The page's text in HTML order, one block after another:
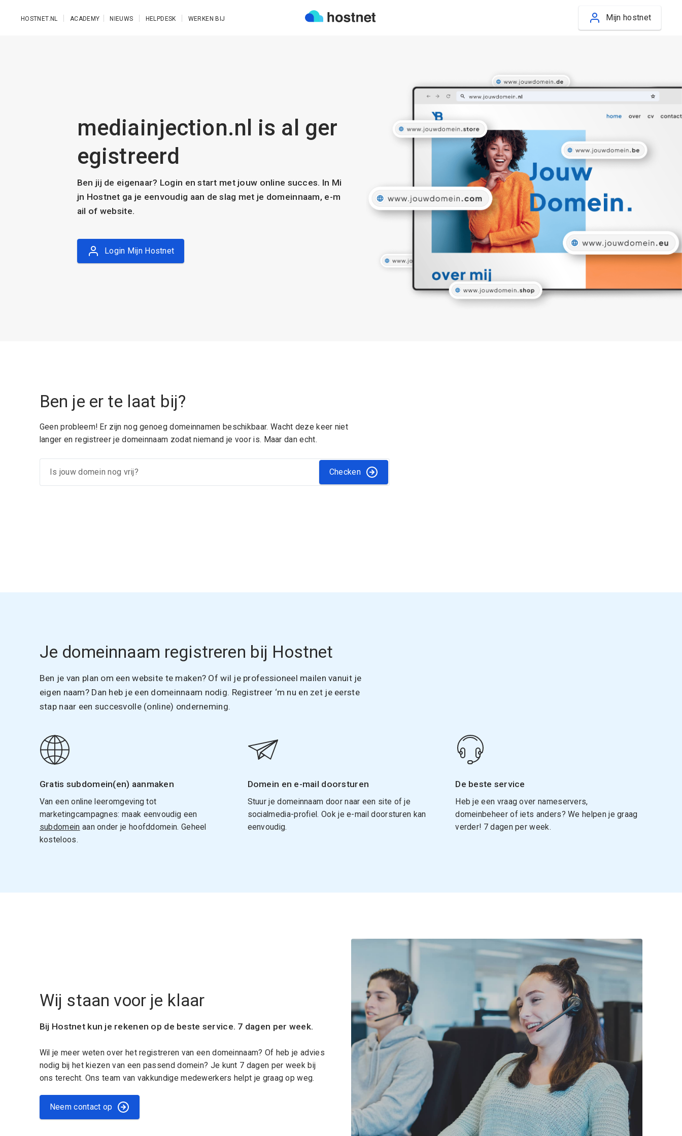
HOSTNET.NL ACADEMY NIEUWS HELPDESK WERKEN BIJ Mijn hostnet
mediainjection.nl is al ger
egistreerd
Ben jij de eigenaar? Login en start met jouw online succes. In Mi
jn Hostnet ga je eenvoudig aan de slag met je domeinnaam, e-m
ail of website.
Login Mijn Hostnet
Ben je er te laat bij?
Geen probleem! Er zijn nog genoeg domeinnamen beschikbaar. Wacht deze keer niet
langer en registreer je domeinnaam zodat niemand je voor is. Maar dan echt.
Checken
Je domeinnaam registreren bij Hostnet
Ben je van plan om een website te maken? Of wil je professioneel mailen vanuit je
eigen naam? Dan heb je een domeinnaam nodig. Registreer ‘m nu en zet je eerste
stap naar een succesvolle (online) onderneming.
Gratis subdomein(en) aanmaken
Van een online leeromgeving tot
marketingcampagnes: maak eenvoudig een
subdomein aan onder je hoofddomein. Geheel
kosteloos.
Domein en e-mail doorsturen
Stuur je domeinnaam door naar een site of je
socialmedia-profiel. Ook je e-mail doorsturen kan
eenvoudig.
De beste service
Heb je een vraag over nameservers,
domeinbeheer of iets anders? We helpen je graag
verder! 7 dagen per week.
Wij staan voor je klaar
Bij Hostnet kun je rekenen op de beste service. 7 dagen per week.
Wil je meer weten over het registreren van een domeinnaam? Of heb je advies
nodig bij het kiezen van een passend domein? Je kunt 7 dagen per week bij
ons terecht. Ons team van vakkundige medewerkers helpt je graag op weg.
Neem contact op